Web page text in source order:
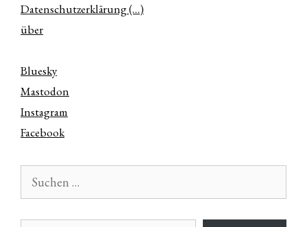
Datenschutzerklärung (…)
über
Bluesky
Mastodon
Instagram
Facebook
nach:
E-Mail-Adresse